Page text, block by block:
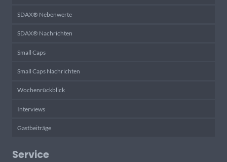
SDAX® Nebenwerte
SDAX® Nachrichten
Small Caps
Small Caps Nachrichten
Wochenrückblick
Interviews
Gastbeiträge
Service